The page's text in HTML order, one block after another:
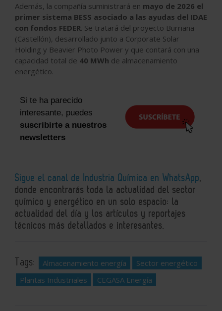
Además, la compañía suministrará en mayo de 2026 el
primer sistema BESS asociado a las ayudas del IDAE
con fondos FEDER. Se tratará del proyecto Burriana
(Castellón), desarrollado junto a Corporate Solar
Holding y Beavier Photo Power y que contará con una
capacidad total de 40 MWh de almacenamiento
energético.
Si te ha parecido
interesante, puedes
suscribirte a nuestros
newsletters
Sigue el canal de Industria Química en WhatsApp,
donde encontrarás toda la actualidad del sector
químico y energético en un solo espacio: la
actualidad del día y los artículos y reportajes
técnicos más detallados e interesantes.
Tags: Almacenamiento energía
Sector energético
Plantas Industriales
CEGASA Energía